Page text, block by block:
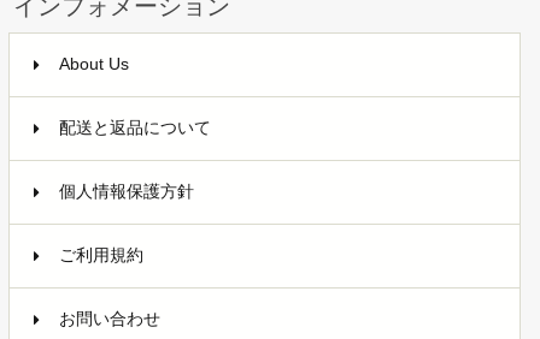
インフォメーション
About Us
配送と返品について
個人情報保護方針
ご利用規約
お問い合わせ